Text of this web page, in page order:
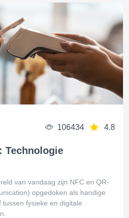
106434 4.8
Technologie
van vandaag zijn NFC en QR-
opgedoken als handige
fysieke en digitale